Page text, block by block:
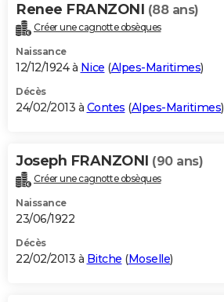
Renee FRANZONI (88 ans)
Créer une cagnotte obsèques
Naissance
12/12/1924 à Nice (Alpes-Maritimes)
Décès
24/02/2013 à Contes (Alpes-Maritimes)
Joseph FRANZONI (90 ans)
Créer une cagnotte obsèques
Naissance
23/06/1922
Décès
22/02/2013 à Bitche (Moselle)